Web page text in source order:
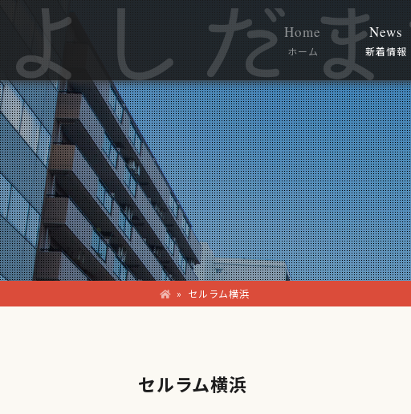
Home
ホーム
News
新着情報
» セルラム横浜
セルラム横浜